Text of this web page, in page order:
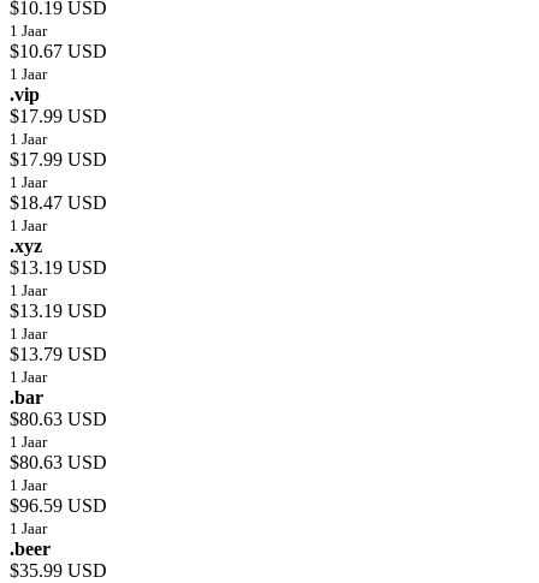
$10.19 USD
1 Jaar
$10.67 USD
1 Jaar
.vip
$17.99 USD
1 Jaar
$17.99 USD
1 Jaar
$18.47 USD
1 Jaar
.xyz
$13.19 USD
1 Jaar
$13.19 USD
1 Jaar
$13.79 USD
1 Jaar
.bar
$80.63 USD
1 Jaar
$80.63 USD
1 Jaar
$96.59 USD
1 Jaar
.beer
$35.99 USD